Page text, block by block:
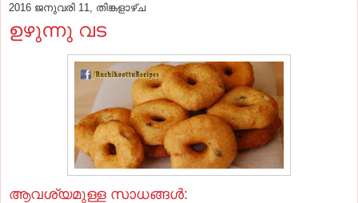
2016 ജനുവരി 11, തിങ്കളാഴ്‌ച
ഉഴുന്നു വട
ആവശ്യമുള്ള സാധങ്ങൾ: